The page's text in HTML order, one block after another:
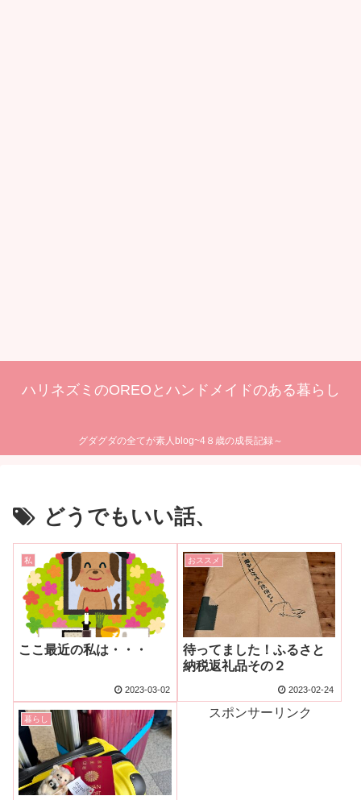
ハリネズミのOREOとハンドメイドのある暮らし
グダグダの全てが素人blog~4８歳の成長記録～
どうでもいい話、
私
ここ最近の私は・・・
2023-03-02
おススメ
待ってました！ふるさと
納税返礼品その２
2023-02-24
暮らし スポンサーリンク